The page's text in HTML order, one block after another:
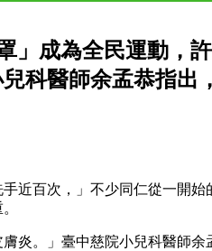
」成為全民運動，
科醫師余孟恭指
近百次，」不少同仁從一開
炎。」臺中慈院小兒科醫師